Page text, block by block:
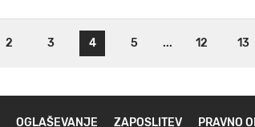
2 3 4 5 ... 12 13
OGLAŠEVANJE ZAPOSLITEV PRAVNO